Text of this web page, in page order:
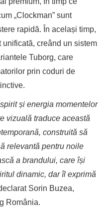
„Clockman” sunt
rapidă. În același timp,
creând un sistem
Tuborg, care
prin coduri de
și energia momentelor
vizuală traduce această
construită să
relevantă pentru noile
a brandului, care își
dinamic, dar îl exprimă
Sorin Buzea,
România.